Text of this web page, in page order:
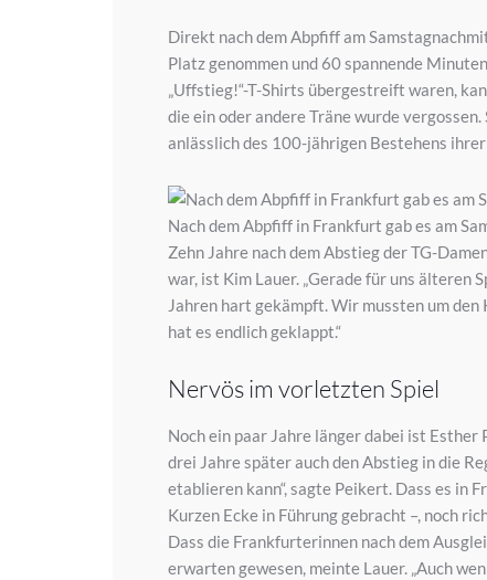
Direkt nach dem Abpfiff am
Platz genommen und 60 spannende
„Uffstieg!“-T-Shirts übergestreift waren,
die ein oder andere Träne wurde
anlässlich des 100-jährigen Bestehens
Nach dem Abpfiff in Frankfurt gab es am
Zehn Jahre nach dem Abstieg der TG-
war, ist Kim Lauer. „Gerade für uns älteren
Jahren hart gekämpft. Wir mussten um
hat es endlich geklappt.“
Nervös im vorletzten Spiel
Noch ein paar Jahre länger dabei ist
drei Jahre später auch den Abstieg in die
etablieren kann“, sagte Peikert. Dass es
Kurzen Ecke in Führung gebracht –, noch
Dass die Frankfurterinnen nach dem
erwarten gewesen, meinte Lauer. „Auch